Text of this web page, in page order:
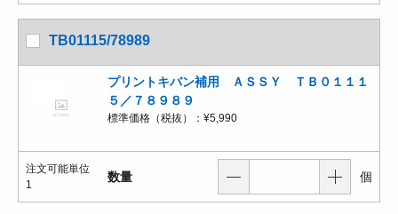
TB01115/78989
プリントキバン補用 ＡＳＳＹ ＴＢ０１１１
５／７８９８９
標準価格（税抜）： ¥5,990
注文可能単位
1
数量 個